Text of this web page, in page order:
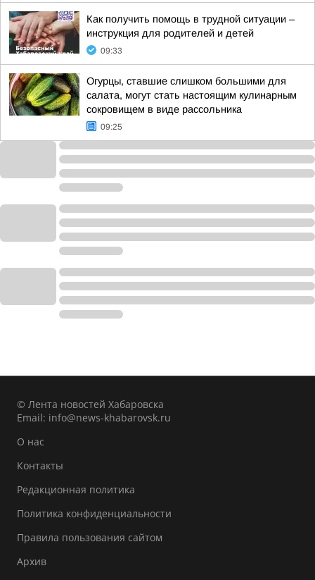
Как получить помощь в трудной ситуации –
инструкция для родителей и детей
09:33
Огурцы, ставшие слишком большими для
салата, могут стать настоящим кулинарным
сокровищем в виде рассольника
09:25
© Лента новостей Хабаровска
Email: info@news-khabarovsk.ru
О нас
Контакты
Редакционная политика
Политика конфиденциальности
Правила пользования сайтом
Архив